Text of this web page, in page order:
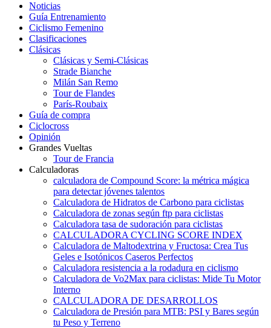
Noticias
Guía Entrenamiento
Ciclismo Femenino
Clasificaciones
Clásicas
Clásicas y Semi-Clásicas
Strade Bianche
Milán San Remo
Tour de Flandes
París-Roubaix
Guía de compra
Ciclocross
Opinión
Grandes Vueltas
Tour de Francia
Calculadoras
calculadora de Compound Score: la métrica mágica
para detectar jóvenes talentos
Calculadora de Hidratos de Carbono para ciclistas
Calculadora de zonas según ftp para ciclistas
Calculadora tasa de sudoración para ciclistas
CALCULADORA CYCLING SCORE INDEX
Calculadora de Maltodextrina y Fructosa: Crea Tus
Geles e Isotónicos Caseros Perfectos
Calculadora resistencia a la rodadura en ciclismo
Calculadora de Vo2Max para ciclistas: Mide Tu Motor
Interno
CALCULADORA DE DESARROLLOS
Calculadora de Presión para MTB: PSI y Bares según
tu Peso y Terreno